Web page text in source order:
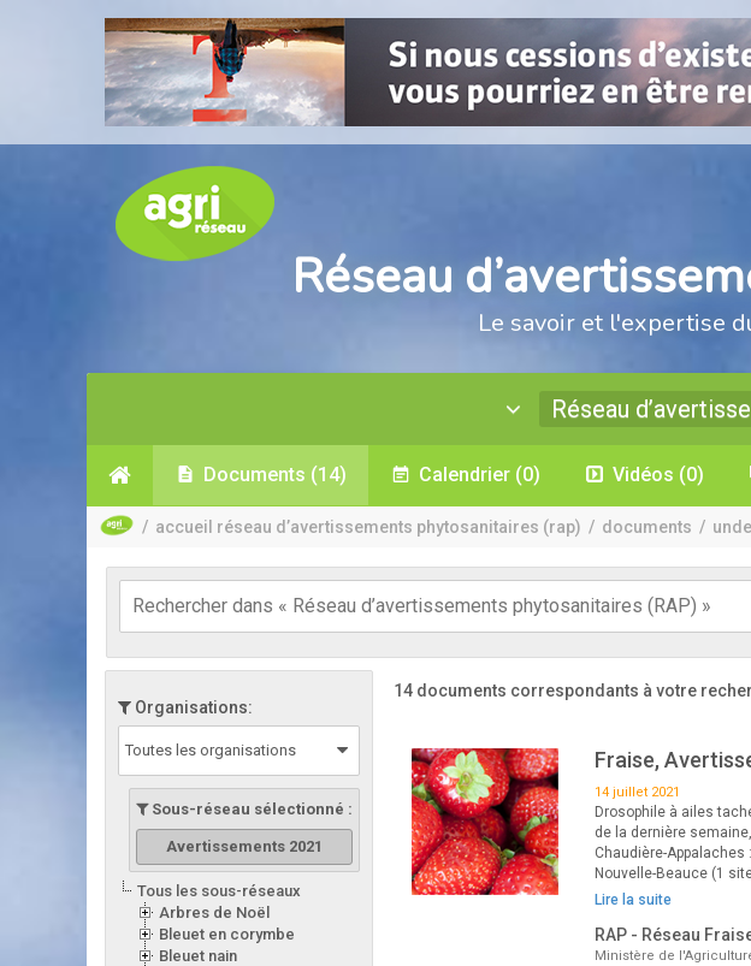
Réseau
Le savoir et l'expertise
Réseau
Documents (14) Calendrier (0) Vidéos (0)
/ accueil réseau d’avertissements phytosanitaires (rap) / documents /
Organisations:
Toutes les organisations
Sous-réseau sélectionné :
Avertissements 2021
Tous les sous-réseaux
Arbres de Noël
Bleuet en corymbe
Bleuet nain
14 documents correspondants à votre
Fraise,
14 juillet 2021
Drosophile à ailes
de la dernière
Chaudière-Appalaches
Nouvelle-Beauce (1
Lire la suite
RAP - Réseau
Ministère de